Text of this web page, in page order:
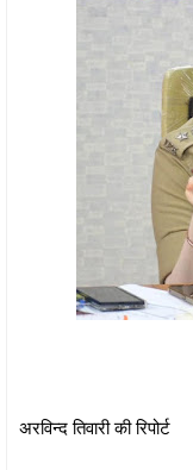
अरविन्द तिवारी की रिपोर्ट